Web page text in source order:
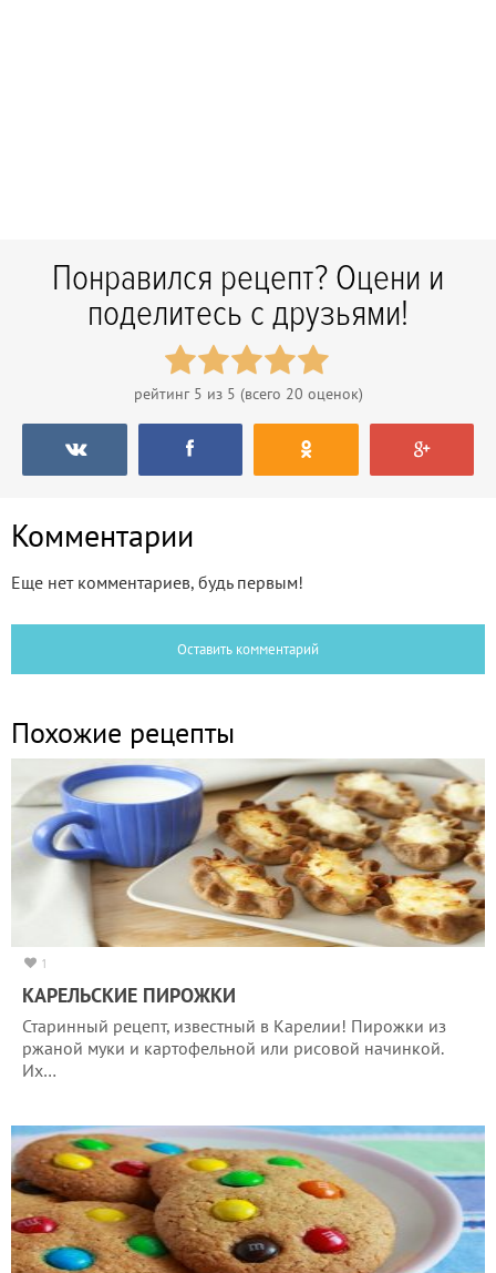
Понравился рецепт? Оцени и
поделитесь с друзьями!
рейтинг 5 из 5 (всего 20 оценок)
Комментарии
Еще нет комментариев, будь первым!
Оставить комментарий
Похожие рецепты
1
КАРЕЛЬСКИЕ ПИРОЖКИ
Старинный рецепт, известный в Карелии! Пирожки из
ржаной муки и картофельной или рисовой начинкой.
Их…